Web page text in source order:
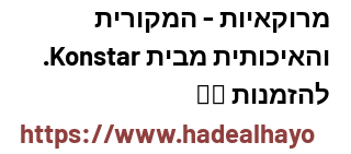
מרוקאיות - המקורית
והאיכותית מבית Konstar.
להזמנות 👇🏼
https://www.hadealhayo